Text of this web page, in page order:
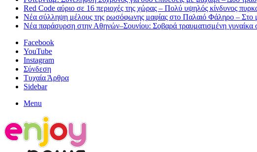
Red Code αύριο σε 16 περιοχές της χώρας – Πολύ υψηλός κίνδυνος
Νέα σύλληψη μέλους της ρωσόφωνης μαφίας στο Παλαιό Φάληρο – Στο
Νέα παράσυρση στην Αθηνών–Σουνίου: Σοβαρά τραυματισμένη γυναίκα
Facebook
YouTube
Instagram
Σύνδεση
Τυχαία Άρθρα
Sidebar
Menu